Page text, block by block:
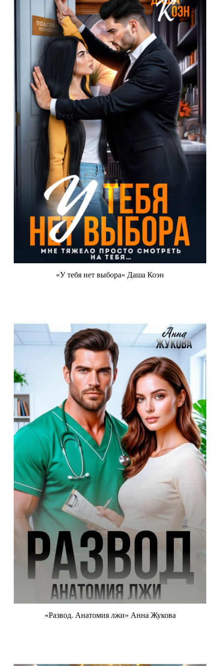
«У тебя нет выбора» Даша Коэн
«Развод. Анатомия лжи» Анна Жукова